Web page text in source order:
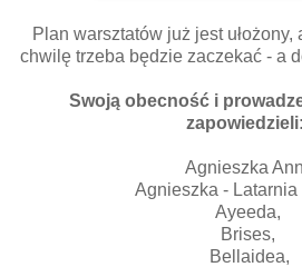
Plan warsztatów już jest
chwilę trzeba będzie zaczekać - a
Swoją obecność i
zapowiedzieli:
Agnieszka
Agnieszka - Latarnia
Ayeeda,
Brises,
Bellaidea,